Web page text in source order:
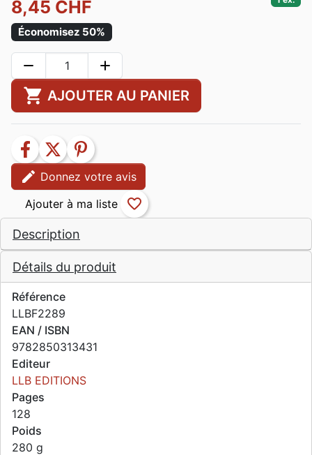
Description
Détails du produit
Référence
LLBF2289
EAN / ISBN
9782850313431
Editeur
LLB EDITIONS
Pages
128
Poids
280 g
8,45 CHF
Économisez 50%
remove add
shopping_cart AJOUTER AU PANIER
facebook twitter
pinterest
edit Donnez votre avis
favorite_border